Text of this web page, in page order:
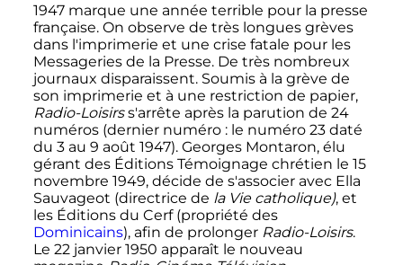
1947 marque une année terrible pour la presse
française. On observe de très longues grèves
dans l'imprimerie et une crise fatale pour les
Messageries de la Presse. De très nombreux
journaux disparaissent. Soumis à la grève de
son imprimerie et à une restriction de papier,
Radio-Loisirss'arrête après la parution de 24
numéros(dernier numéro : le numéro 23 daté
du 3 au 9 août 1947). Georges Montaron, élu
gérant des Éditions Témoignage chrétien le 15
novembre 1949, décide de s'associer avec Ella
Sauvageot (directrice de la Vie catholique), et
les Éditions du Cerf (propriété des
Dominicains), afin de prolonger Radio-Loisirs.
Le 22 janvier 1950 apparaît le nouveau